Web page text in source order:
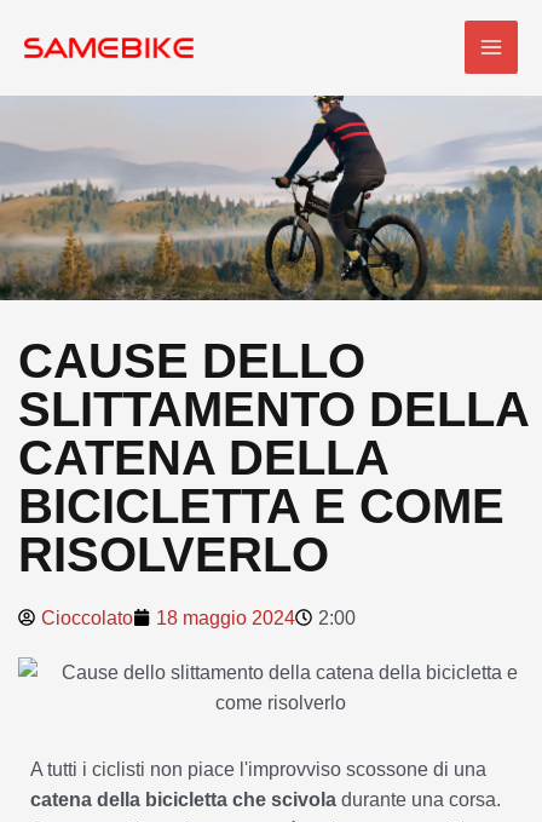
CAUSE DELLO
SLITTAMENTO DELLA
CATENA DELLA
BICICLETTA E COME
RISOLVERLO
Cioccolato 18 maggio 2024 2:00
A tutti i ciclisti non piace l'improvviso scossone di una
catena della bicicletta che scivola durante una corsa.